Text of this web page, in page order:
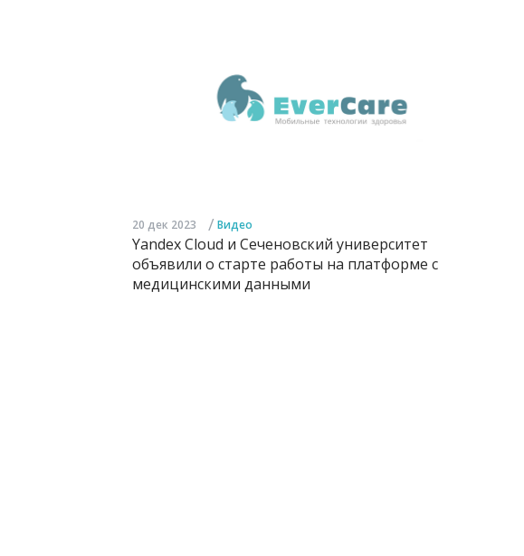
20 дек 2023 / Видео
Yandex Cloud и Сеченовский университет
объявили о старте работы на платформе с
медицинскими данными